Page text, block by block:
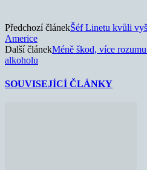
Předchozí článekŠéf Linetu kvůli
Americe
Další článekMéně škod, více
alkoholu
SOUVISEJÍCÍ ČLÁNKY